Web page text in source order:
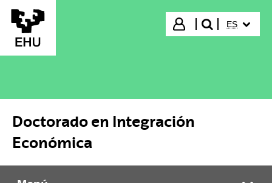
Saltar al contenido principal
Iniciar sesión
buscar"
ES
Doctorado en Integración
Económica